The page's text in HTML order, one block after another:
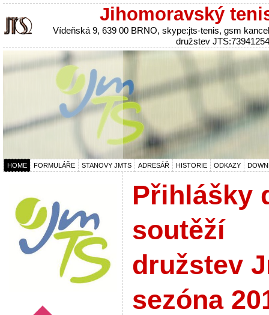
Jihomoravský
Vídeňská 9, 639 00 BRNO, skype:jts-tenis, gsm
družstev
HOME FORMULÁŘE STANOVY JMTS ADRESÁŘ HISTORIE ODKAZY
Přihlášky
soutěží
družstev
sezóna